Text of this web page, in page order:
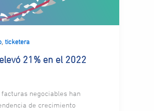
,ticketera
21% en el 2022
facturas negociables han
de crecimiento